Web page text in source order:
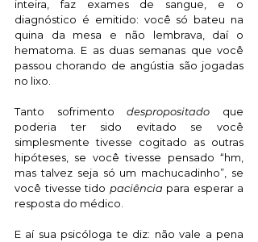
inteira, faz exames de sangue, e o
diagnóstico é emitido: você só bateu na
quina da mesa e não lembrava, daí o
hematoma. E as duas semanas que você
passou chorando de angústia são jogadas
no lixo.
Tanto sofrimento despropositado que
poderia ter sido evitado se você
simplesmente tivesse cogitado as outras
hipóteses, se você tivesse pensado “hm,
mas talvez seja só um machucadinho”, se
você tivesse tido paciência para esperar a
resposta do médico.
E aí sua psicóloga te diz: não vale a pena